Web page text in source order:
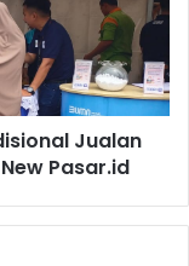
Jualan
Pasar.id